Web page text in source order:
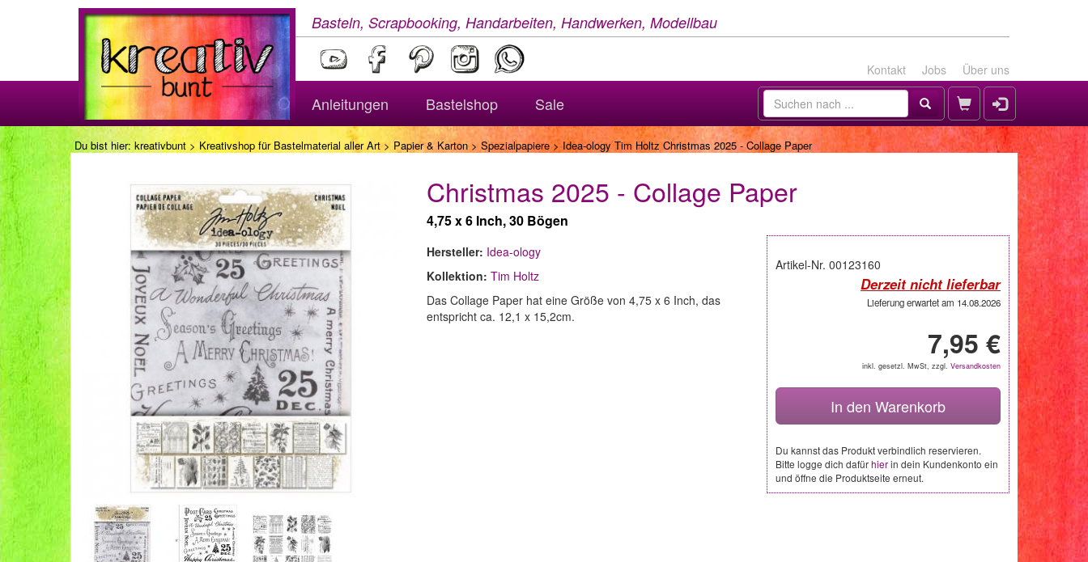
Basteln, Scrapbooking, Handarbeiten, Handwerken, Modellbau
Kontakt Jobs Über uns
Anleitungen Bastelshop Sale
Du bist hier: kreativbunt > Kreativshop für Bastelmaterial aller Art> Papier & Karton> Spezialpapiere> Idea-ology Tim Holtz Christmas 2025 - Collage Paper
Christmas 2025 - Collage Paper
4,75 x 6 Inch, 30 Bögen
Artikel-Nr. 00123160
Derzeit nicht lieferbar
Lieferung erwartet am 14.08.2026
7,95 €
inkl. gesetzl. MwSt, zzgl. Versandkosten
In den Warenkorb
Du kannst das Produkt verbindlich reservieren.
Bitte logge dich dafürhierin dein Kundenkonto ein
und öffne die Produktseite erneut.
Hersteller: Idea-ology
Kollektion: Tim Holtz
Das Collage Paper hat eine Größe von 4,75 x 6 Inch, das
entspricht ca. 12,1 x 15,2cm.